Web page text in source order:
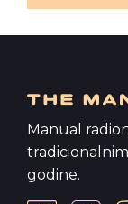
Manual
godine.